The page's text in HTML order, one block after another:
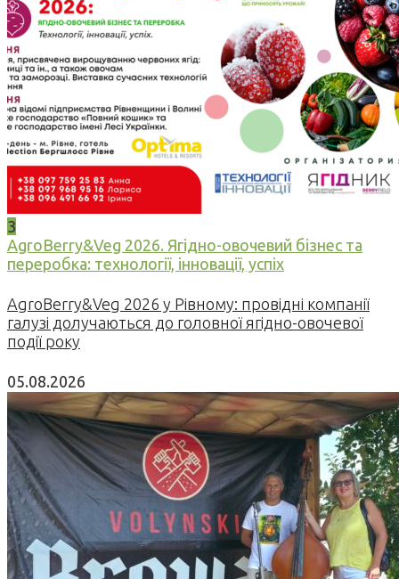
3
AgroBerry&Veg 2026. Ягідно-овочевий бізнес та
переробка: технології, інновації, успіх
AgroBerry&Veg 2026 у Рівному: провідні компанії
галузі долучаються до головної ягідно-овочевої
події року
05.08.2026